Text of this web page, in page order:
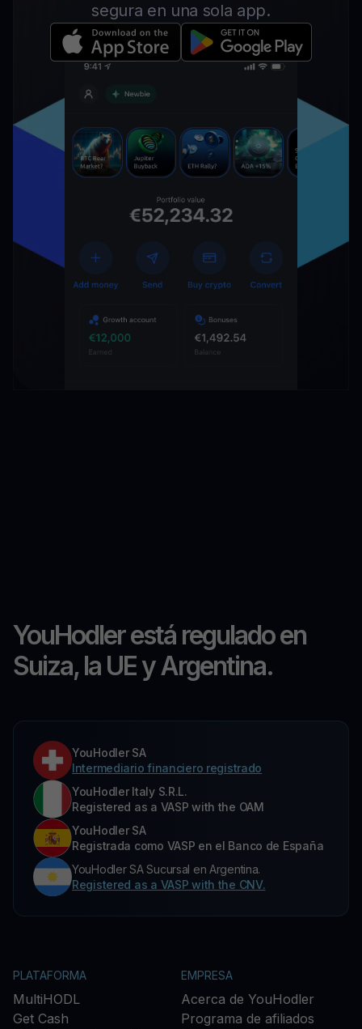
segura en una sola app.
YouHodler está regulado en
Suiza, la UE y Argentina.
YouHodler SA
Intermediario financiero registrado
YouHodler Italy S.R.L.
Registered as a VASP with the OAM
YouHodler SA
Registrada como VASP en el Banco de España
YouHodler SA Sucursal en Argentina.
Registered as a VASP with the CNV.
PLATAFORMA
MultiHODL
Get Cash
EMPRESA
Acerca de YouHodler
Programa de afiliados